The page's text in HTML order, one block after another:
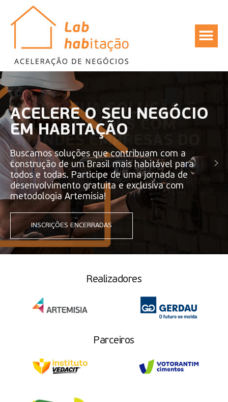
VALIDE SUA SOLUÇÃO E
CRIE CONEXÕES COM
GRANDES EMPRESAS DO
SETOR
Parcerias valiosas para empreendedores(as) que
querem alavancar seus negócios e o impacto que
geram na sociedade.
CONFIRA TODOS OS BENEFÍCIOS
Realizadores
Parceiros